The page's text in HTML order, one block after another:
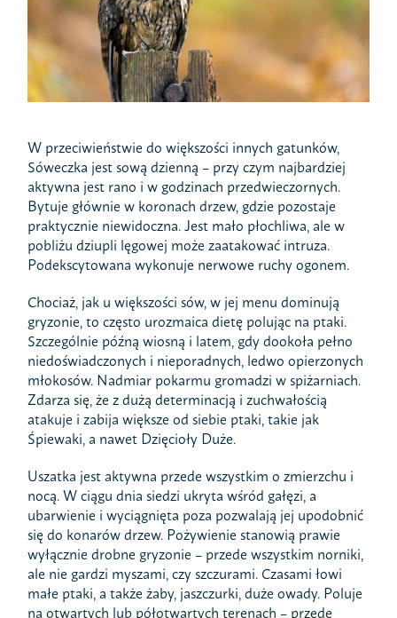
W przeciwieństwie do większości innych gatunków,
Sóweczka jest sową dzienną – przy czym najbardziej
aktywna jest rano i w godzinach przedwieczornych.
Bytuje głównie w koronach drzew, gdzie pozostaje
praktycznie niewidoczna. Jest mało płochliwa, ale w
pobliżu dziupli lęgowej może zaatakować intruza.
Podekscytowana wykonuje nerwowe ruchy ogonem.
Chociaż, jak u większości sów, w jej menu dominują
gryzonie, to często urozmaica dietę polując na ptaki.
Szczególnie późną wiosną i latem, gdy dookoła pełno
niedoświadczonych i nieporadnych, ledwo opierzonych
młokosów. Nadmiar pokarmu gromadzi w spiżarniach.
Zdarza się, że z dużą determinacją i zuchwałością
atakuje i zabija większe od siebie ptaki, takie jak
Śpiewaki, a nawet Dzięcioły Duże.
Uszatka jest aktywna przede wszystkim o zmierzchu i
nocą. W ciągu dnia siedzi ukryta wśród gałęzi, a
ubarwienie i wyciągnięta poza pozwalają jej upodobnić
się do konarów drzew. Pożywienie stanowią prawie
wyłącznie drobne gryzonie – przede wszystkim norniki,
ale nie gardzi myszami, czy szczurami. Czasami łowi
małe ptaki, a także żaby, jaszczurki, duże owady. Poluje
na otwartych lub półotwartych terenach – przede